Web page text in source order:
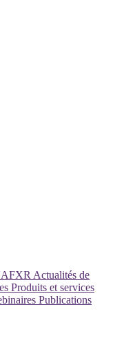
Actualités de
Produits et services
Publications